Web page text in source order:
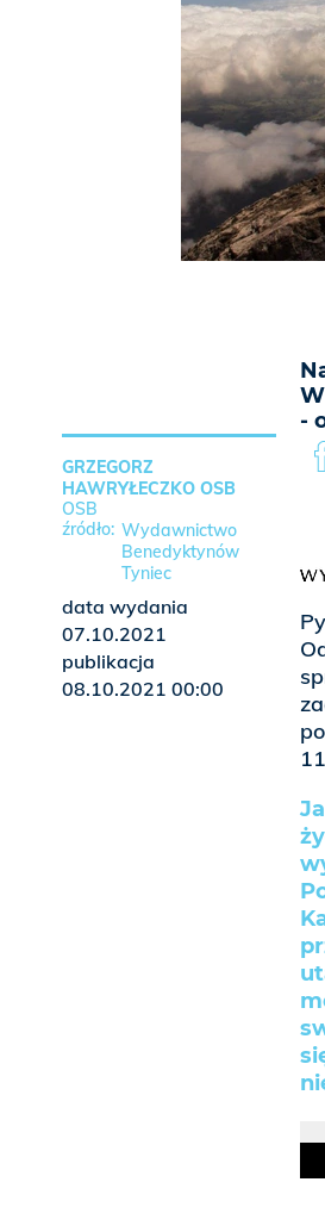
-
GRZEGORZ
HAWRYŁECZKO OSB
OSB
Wydawnictwo
Benedyktynów
Tyniec
data wydania
07.10.2021
publikacja
08.10.2021 00:00